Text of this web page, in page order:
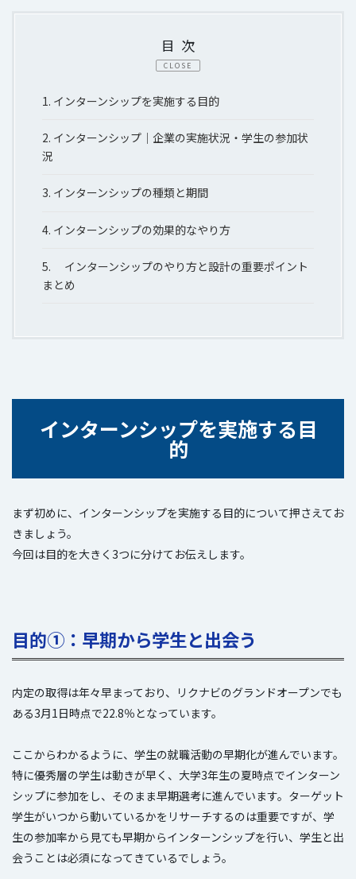
目次
CLOSE
1. インターンシップを実施する目的
2. インターンシップ｜企業の実施状況・学生の参加状
況
3. インターンシップの種類と期間
4. インターンシップの効果的なやり方
5.
インターンシップのやり方と設計の重要ポイント
まとめ
インターンシップを実施する目
的
まず初めに、インターンシップを実施する目的について押さえてお
きましょう。
今回は目的を大きく3つに分けてお伝えします。
目的①：早期から学生と出会う
内定の取得は年々早まっており、リクナビのグランドオープンでも
ある3月1日時点で22.8％となっています。
ここからわかるように、学生の就職活動の早期化が進んでいます。
特に優秀層の学生は動きが早く、大学3年生の夏時点でインターン
シップに参加をし、そのまま早期選考に進んでいます。ターゲット
学生がいつから動いているかをリサーチするのは重要ですが、学
生の参加率から見ても早期からインターンシップを行い、学生と出
会うことは必須になってきているでしょう。